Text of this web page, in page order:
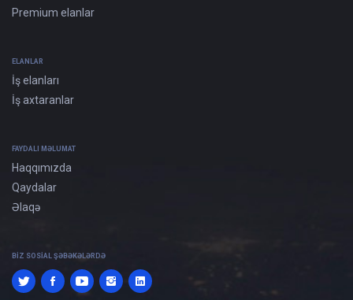
Premium elanlar
ELANLAR
İş elanları
İş axtaranlar
FAYDALI MƏLUMAT
Haqqımızda
Qaydalar
Əlaqə
BIZ SOSIAL ŞƏBƏKƏLƏRDƏ